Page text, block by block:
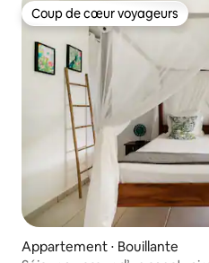
Coup de cœur voyageurs
Coup de cœur voyageurs
Appartement ⋅ Bouillante